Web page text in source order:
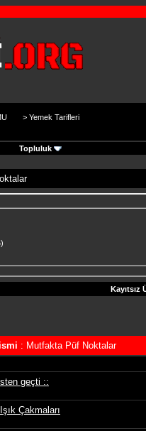
> Yemek Tarifleri
Topluluk
)
Kayıtsız
: Mutfakta Püf Noktalar
geçti ::
Çakmaları